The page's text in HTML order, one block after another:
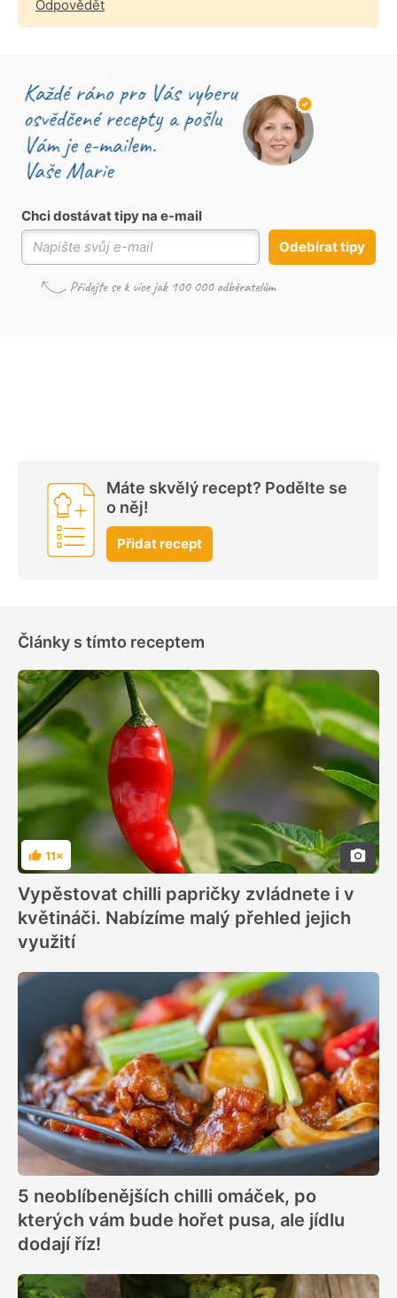
Odpovědět
Chci dostávat tipy na e-mail
Odebírat tipy
Máte skvělý recept? Podělte se
o něj!
Přidat recept
Články s tímto receptem
Hodnocení
11×
Vypěstovat chilli papričky zvládnete i v
květináči. Nabízíme malý přehled jejich
využití
5 neoblíbenějších chilli omáček, po
kterých vám bude hořet pusa, ale jídlu
dodají říz!